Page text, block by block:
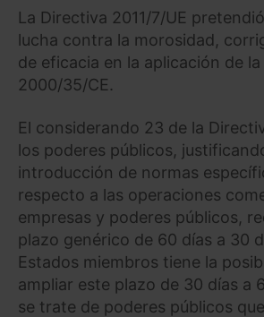
La Directiva 2011/7/UE
lucha contra la morosidad,
de eficacia en la aplicación de
2000/35/CE.
El considerando 23 de la
los poderes públicos,
introducción de normas
respecto a las operaciones
empresas y poderes públicos,
plazo genérico de 60 días a 30
Estados miembros tiene la
ampliar este plazo de 30 días a
se trate de poderes públicos